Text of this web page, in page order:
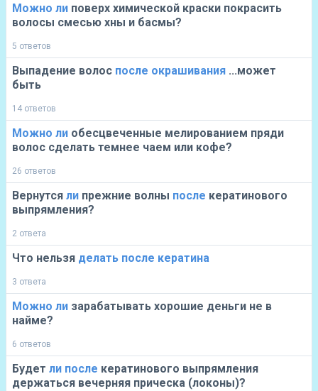
Можно ли поверх химической краски покрасить
волосы смесью хны и басмы?
5 ответов
Выпадение волос после окрашивания ...может
быть
14 ответов
Можно ли обесцвеченные мелированием пряди
волос сделать темнее чаем или кофе?
26 ответов
Вернутся ли прежние волны после кератинового
выпрямления?
2 ответа
Что нельзя делать после кератина
3 ответа
Можно ли зарабатывать хорошие деньги не в
найме?
6 ответов
Будет ли после кератинового выпрямления
держаться вечерняя прическа (локоны)?